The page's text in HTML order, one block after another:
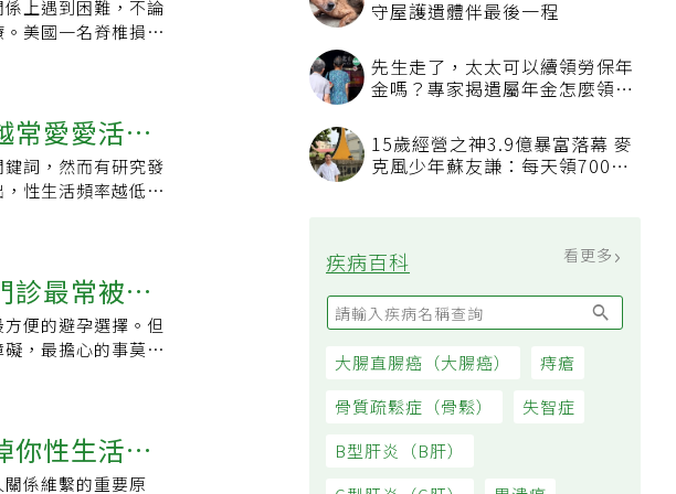
守屋護遺體伴最後一程
先生走了，太太可以續領勞保年
金嗎？專家揭遺屬年金怎麼領，
15歲經營之神3.9億暴富落幕 麥
克風少年蘇友謙：每天領700元
疾病百科 看更多
大腸直腸癌（大腸癌）
痔瘡
骨質疏鬆症（骨鬆）
失智症
B型肝炎（B肝）
期內，同時具備粗
推測，這可能與男
了狀況不一的個
導致性行為減少？
長期追蹤與介入研
、心理健康與體型
情緒低落，這或許
並給予整合式的身
質的生命旅程。※
此，我的親密互動
其說是像牙科預約
句挑逗的話、或是
間，雙方不會有過
隔天疲憊的風險。
於讓人有壓力或最
信，這位名叫Mia的
密時段」這個概念很
契機。過去，人們
，其實即興性愛與
救性冷感危機？這
缺乏性與親密接
助改善心血管健
伸展就會裂開。」
織萎縮與結構變化
補充療法（如雌激
射療程後，症狀明
性生活的女性，應
排尿異常等情況，
上遇到困難，不論
美國一名脊椎損傷
生活，嘗試了各種
要透過三種工具來
2.0」，該設
到含有大量神經末
助脊傷者感受到性
輕鬆幽默的介
奇，下半身神經受
方分享，表示在進
物主要被用來治療
#fylpシviralシ
常愛愛活越
詞，然而有研究發
性生活頻率越低的
，約95%的人每年
在20～59歲的女性
女性，在五年內的
壽命，主要和人體
比較「憂鬱症患
：「患有抑鬱症但
響。」然而這個狀
影響不同，嚴重程
最常被問2
便的避孕選擇。但
，最擔心的事莫過
槐青醫師在臉書分
響性功能？」戴槐
括性慾、勃起功能
你性生活的
係維繫的重要原